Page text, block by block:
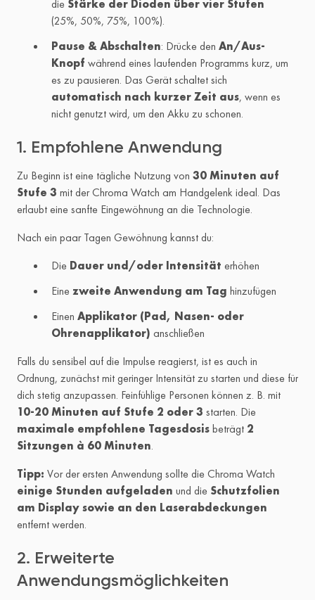
die Stärke der Dioden über vier Stufen
(25%, 50%, 75%, 100%).
Pause & Abschalten: Drücke den An/Aus-
Knopf während eines laufenden Programms kurz, um
es zu pausieren. Das Gerät schaltet sich
automatisch nach kurzer Zeit aus, wenn es
nicht genutzt wird, um den Akku zu schonen.
1. Empfohlene Anwendung
Zu Beginn ist eine tägliche Nutzung von 30 Minuten auf
Stufe 3 mit der Chroma Watch am Handgelenk ideal. Das
erlaubt eine sanfte Eingewöhnung an die Technologie.
Nach ein paar Tagen Gewöhnung kannst du:
Die Dauer und/oder Intensität erhöhen
Eine zweite Anwendung am Tag hinzufügen
Einen Applikator (Pad, Nasen- oder
Ohrenapplikator) anschließen
Falls du sensibel auf die Impulse reagierst, ist es auch in
Ordnung, zunächst mit geringer Intensität zu starten und diese für
dich stetig anzupassen. Feinfühlige Personen können z. B. mit
10-20 Minuten auf Stufe 2 oder 3 starten. Die
maximale empfohlene Tagesdosisbeträgt 2
Sitzungen à 60 Minuten.
Tipp: Vor der ersten Anwendung sollte die Chroma Watch
einige Stunden aufgeladen und die Schutzfolien
am Display sowie an den Laserabdeckungen
entfernt werden.
2. Erweiterte
Anwendungsmöglichkeiten